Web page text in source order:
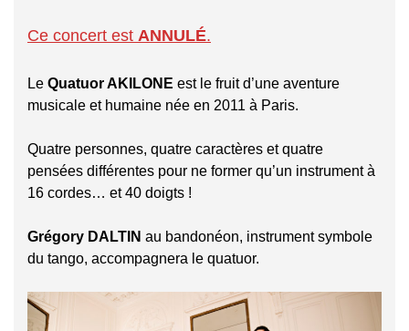
Ce concert est ANNULÉ.
Le Quatuor AKILONE est le fruit d’une aventure
musicale et humaine née en 2011 à Paris.
Quatre personnes, quatre caractères et quatre
pensées différentes pour ne former qu’un instrument à
16 cordes… et 40 doigts !
Grégory DALTIN au bandonéon, instrument symbole
du tango, accompagnera le quatuor.